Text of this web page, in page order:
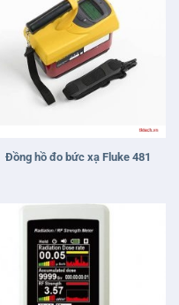
Đồng hồ đo bức xạ Fluke 481